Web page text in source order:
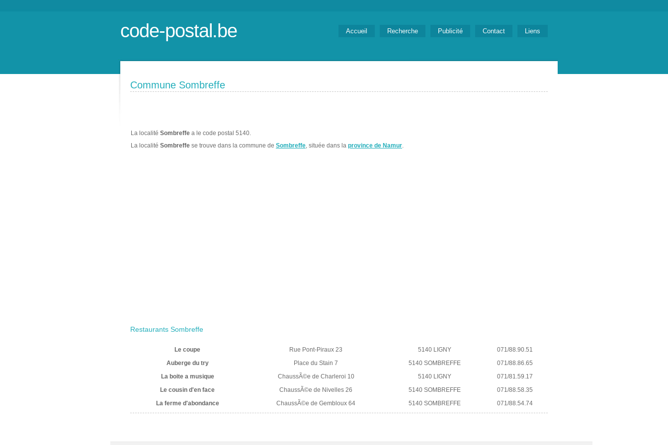
code-postal.be Accueil Recherche Publicité Contact Liens
Commune Sombreffe
La localité Sombreffe a le code postal 5140.
La localité Sombreffe se trouve dans la commune de Sombreffe, située dans la province de Namur.
Restaurants Sombreffe
Le coupe Rue Pont-Piraux 23 5140 LIGNY
071/88.90.51
Auberge du try
Place du Stain 7 5140 SOMBREFFE
071/88.86.65
La boite a musique
ChaussÃ©e de Charleroi 10 5140 LIGNY
071/81.59.17
Le cousin d'en face
ChaussÃ©e de Nivelles 26 5140 SOMBREFFE
071/88.58.35
La ferme d'abondance
ChaussÃ©e de Gembloux 64 5140 SOMBREFFE 071/88.54.74